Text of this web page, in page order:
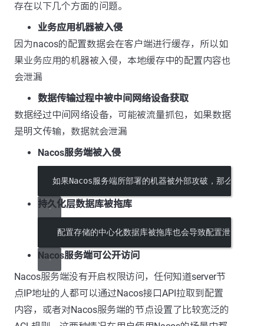
存在以下几个方面的问题。
业务应用机器被入侵
因为nacos的配置数据会在客户端进行缓存，所以如
果业务应用的机器被入侵，本地缓存中的配置内容也
会泄漏
数据传输过程中被中间网络设备获取
数据经过中间网络设备，可能被流量抓包，如果数据
是明文传输，数据就会泄漏
Nacos服务端被入侵
如果Nacos服务端所部署的机器被外部攻破，那么存在于
持久化层数据库被拖库
    配置存储的中心化数据库被拖库也会导致配置泄露
Nacos服务端可公开访问
Nacos服务端没有开启权限访问，任何知道server节
点IP地址的人都可以通过Nacos接口API拉取到配置
内容，或者对Nacos服务端的节点设置了比较宽泛的